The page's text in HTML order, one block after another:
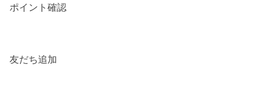
ポイント確認
友だち追加